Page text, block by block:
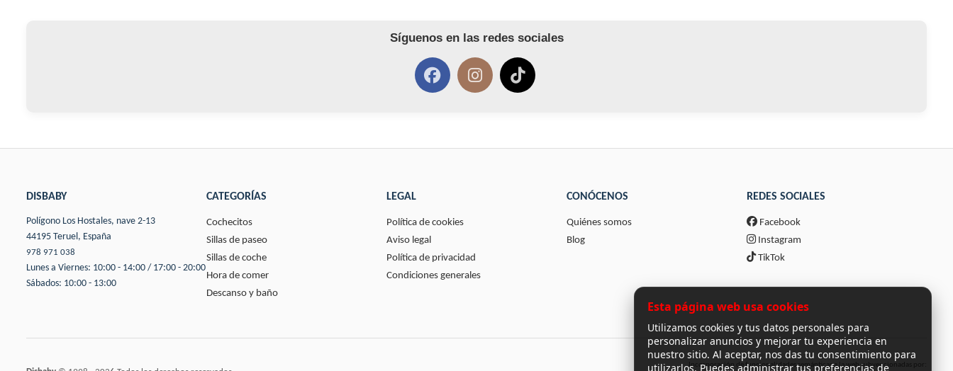
Síguenos en las redes sociales
DISBABY
Polígono Los Hostales, nave 2-13
44195 Teruel, España
978 971 038
Lunes a Viernes: 10:00 - 14:00 / 17:00 - 20:00
Sábados: 10:00 - 13:00
CATEGORÍAS
Cochecitos
Sillas de paseo
Sillas de coche
Hora de comer
Descanso y baño
LEGAL
Política de cookies
Aviso legal
Política de privacidad
Condiciones generales
CONÓCENOS
Quiénes somos
Blog
REDES SOCIALES
Facebook
Instagram
TikTok
Incorporación de funcionalidades semánticas a la web subvencionadas por:
Esta página web usa cookies
Utilizamos cookies y tus datos personales para
personalizar anuncios y mejorar tu experiencia en
nuestro sitio. Al aceptar, nos das tu consentimiento para
utilizarlos. Puedes administrar tus preferencias de